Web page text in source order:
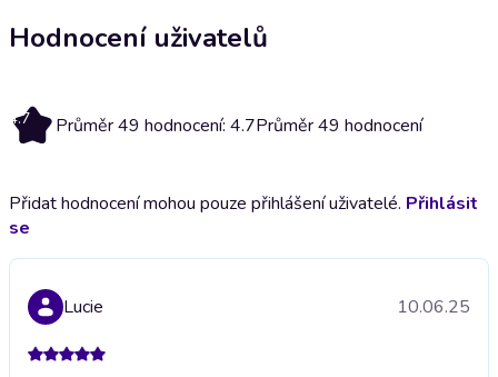
Hodnocení uživatelů
4.7 Průměr 49 hodnocení: 4.7Průměr 49 hodnocení
Přidat hodnocení mohou pouze přihlášení uživatelé. Přihlásit
se
Lucie 10.06.25